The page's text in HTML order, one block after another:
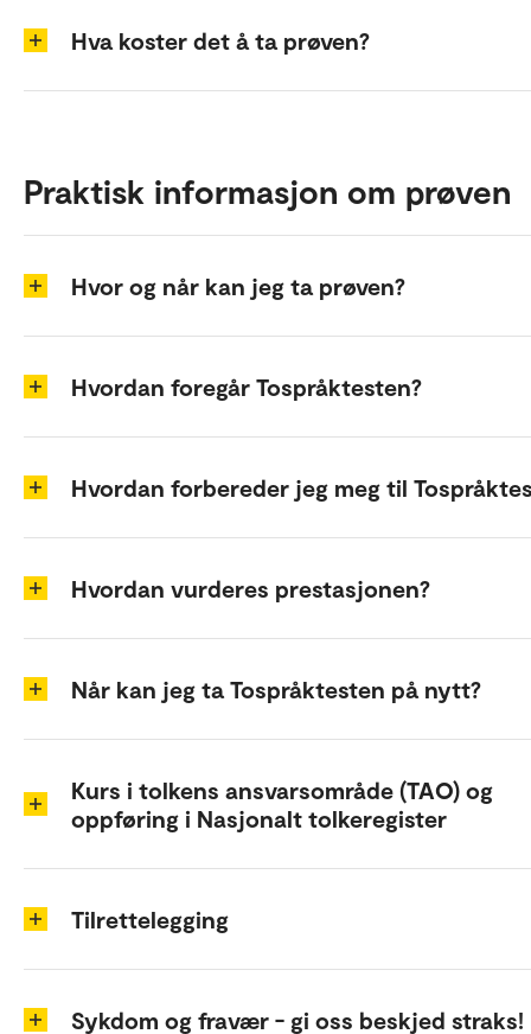
Hva koster det å ta prøven?
Praktisk informasjon om prøven
Hvor og når kan jeg ta prøven?
Hvordan foregår Tospråktesten?
Hvordan forbereder jeg meg til
Hvordan vurderes prestasjonen?
Når kan jeg ta Tospråktesten på nytt?
Kurs i tolkens ansvarsområde (TAO) og
oppføring i Nasjonalt tolkeregister
Tilrettelegging
Sykdom og fravær - gi oss beskjed straks!